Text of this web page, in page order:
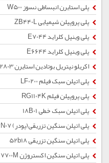
پلی استایرن انبساطی نسوز W500
پلی پروپیلن شیمیایی ZB440L
پلی وینیل کلراید E7044
پلی وینیل کلراید E6644
اکریلو نیتریل بوتادین استایرن SV0157NW2803
پلی اتیلن سبک فیلم LF0200
پلی پروپیلن فیلم RG1104K
پلی اتیلن سبک خطی 18B01
پلی اتیلن سنگین تزریقی(پودر) 62N07
پلی اتیلن سنگین تزریقی 52b18
پلی اتیلن سنگین اکستروژن 7700M